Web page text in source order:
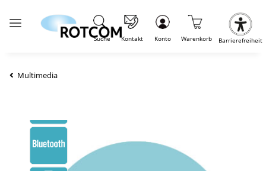
Suche Kontakt Konto Warenkorb Barrierefreiheit
Multimedia